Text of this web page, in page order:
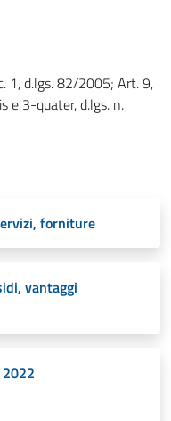
1, d.lgs. 82/2005; Art. 9,
e 3-quater, d.lgs. n.
forniture
vantaggi
2022